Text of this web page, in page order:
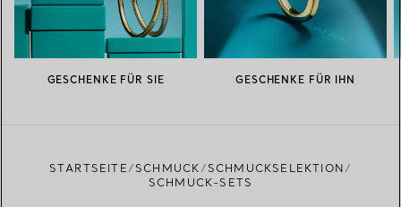
GESCHENKE FÜR SIE GESCHENKE FÜR IHN
STARTSEITE SCHMUCK
SCHMUCKSELEKTION
SCHMUCK-SETS